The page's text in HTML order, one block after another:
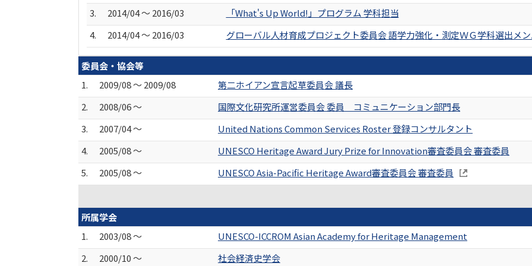
3.
2014/04 ～ 2016/03
「What's Up World!」プログラム 学科担当
4.
2014/04 ～ 2016/03 グローバル人材育成プロジェクト委員会 語学力強化・測定ＷＧ学科選出メ
委員会・協会等
1.
2009/08 ～ 2009/08
第二ホイアン宣言起草委員会 議長
2.
2008/06 ～
国際文化研究所運営委員会 委員 コミュニケーション部門長
3.
2007/04 ～
United Nations Common Services Roster 登録コンサルタント
4.
2005/08 ～
UNESCO Heritage Award Jury Prize for Innovation審査委員会 審査委員
5.
2005/08 ～
UNESCO Asia-Pacific Heritage Award審査委員会 審査委員
所属学会
1.
2003/08 ～
UNESCO-ICCROM Asian Academy for Heritage Management
2.
2000/10 ～ 社会経済史学会